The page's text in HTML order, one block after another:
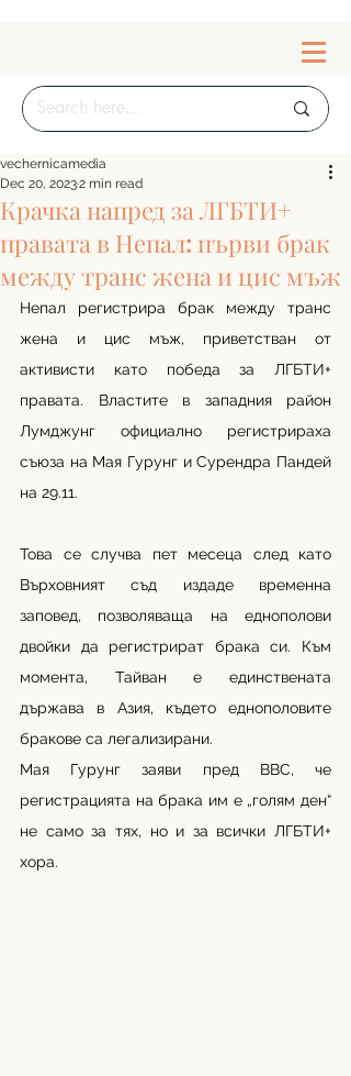
Крачка напред за ЛГБТИ+
правата в Непал: първи брак
между транс жена и цис мъж
vechernicamedia
Dec 20, 20232 min read
Непал регистрира брак между транс
жена и цис мъж, приветстван от
активисти като победа за ЛГБТИ+
правата. Властите в западния район
Лумджунг официално регистрираха
съюза на Мая Гурунг и Сурендра Пандей
на 29.11.
Това се случва пет месеца след като
Върховният съд издаде временна
заповед, позволяваща на еднополови
двойки да регистрират брака си. Към
момента, Тайван е единствената
държава в Азия, където еднополовите
бракове са легализирани.
Мая Гурунг заяви пред BBC, че
регистрацията на брака им е „голям ден“
не само за тях, но и за всички ЛГБТИ+
хора.